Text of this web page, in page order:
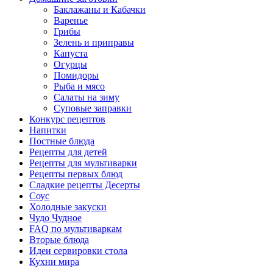
Баклажаны и Кабачки
Варенье
Грибы
Зелень и приправы
Капуста
Огурцы
Помидоры
Рыба и мясо
Салаты на зиму
Суповые заправки
Конкурс рецептов
Напитки
Постные блюда
Рецепты для детей
Рецепты для мультиварки
Рецепты первых блюд
Сладкие рецепты Десерты
Соус
Холодные закуски
Чудо Чудное
FAQ по мультиваркам
Вторые блюда
Идеи сервировки стола
Кухни мира